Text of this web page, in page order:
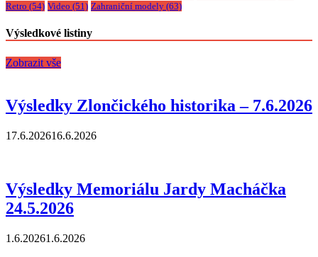
Retro (54) Video (51) Zahraniční modely (63)
Výsledkové listiny
Zobrazit vše
Výsledky Zlončického historika – 7.6.2026
17.6.202616.6.2026
Výsledky Memoriálu Jardy Macháčka
24.5.2026
1.6.20261.6.2026